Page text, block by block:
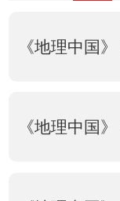
《地理中国
《地理中国